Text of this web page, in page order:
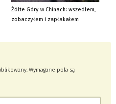
Żółte Góry w Chinach: wszedłem,
zobaczyłem i zapłakałem
Wymagane pola są